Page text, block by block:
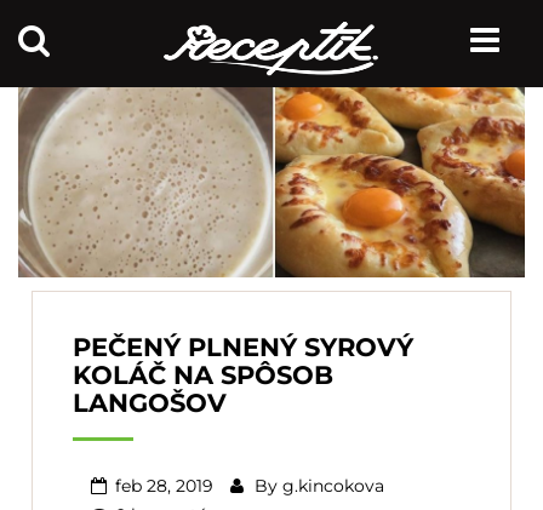
PEČENÝ PLNENÝ SYROVÝ
KOLÁČ NA SPÔSOB
LANGOŠOV
feb 28, 2019 By g.kincokova